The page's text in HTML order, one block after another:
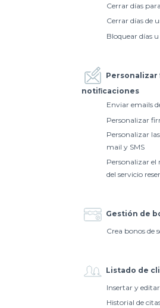
Cerrar días
Cerrar días de
Bloquear días
Personalizar
notiﬁcaciones
Enviar emails
Personalizar
Personalizar
mail y SMS
Personalizar el
del servicio
Gestión de
Crea bonos de
Listado de
Insertar y
Historial de